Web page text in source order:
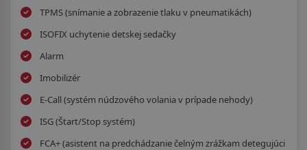
TPMS (snímanie a zobrazenie tlaku v pneumatikách)
ISOFIX uchytenie detskej sedačky
Alarm
Imobilizér
E-Call (systém núdzového volania v prípade nehody)
ISG (Štart/Stop systém)
FCA+ (asistent na predchádzanie čelným zrážkam detegujúci